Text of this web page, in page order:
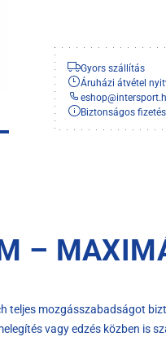
Gyors szállítás
Áruházi átvétel
eshop@
Biztonságos
–
teljes mozgásszabadságot
vagy edzés közben is